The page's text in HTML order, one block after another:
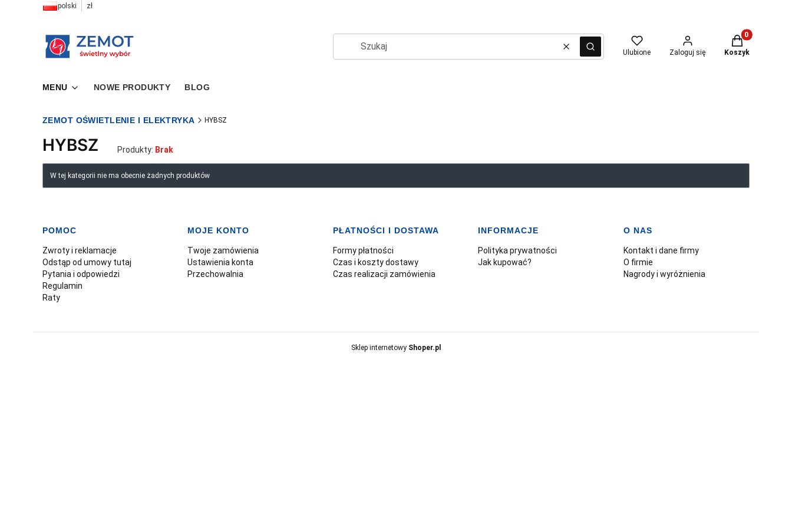
polski zł
WyczyśćSzukaj Ulubione Zaloguj się
Produkty w
Koszyk
MENU NOWE PRODUKTY BLOG
ZEMOT OŚWIETLENIE I ELEKTRYKA HYBSZ
HYBSZ Produkty: Brak
Lista produktów
W tej kategorii nie ma obecnie żadnych produktów
Linki w stopce
POMOC
Zwroty i reklamacje
Odstąp od umowy tutaj
Pytania i odpowiedzi
Regulamin
Raty
MOJE KONTO
Twoje zamówienia
Ustawienia konta
Przechowalnia
PŁATNOŚCI I DOSTAWA
Formy płatności
Czas i koszty dostawy
Czas realizacji zamówienia
INFORMACJE
Polityka prywatności
Jak kupować?
O NAS
Kontakt i dane firmy
O firmie
Nagrody i wyróżnienia
Sklep internetowy Shoper.pl